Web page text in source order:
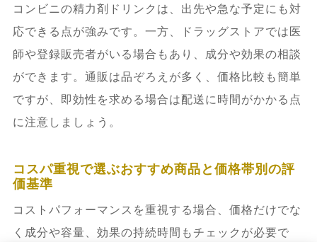
コンビニの精力剤ドリンクは、出先や急な予定にも対
応できる点が強みです。一方、ドラッグストアでは医
師や登録販売者がいる場合もあり、成分や効果の相談
ができます。通販は品ぞろえが多く、価格比較も簡単
ですが、即効性を求める場合は配送に時間がかかる点
に注意しましょう。
コスパ重視で選ぶおすすめ商品と価格帯別の評
価基準
コストパフォーマンスを重視する場合、価格だけでな
く成分や容量、効果の持続時間もチェックが必要で